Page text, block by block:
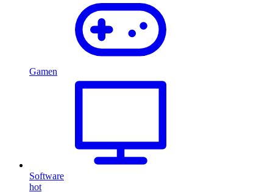
Gamen
Software
hot